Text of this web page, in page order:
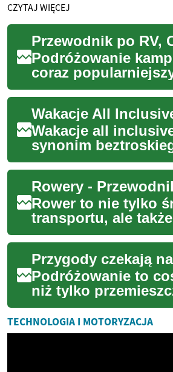
CZYTAJ WIĘCEJ
Podróżowanie
coraz
na swobodną,
wyprawę, łączący
nocleg w je...
Wakacje all
synonim
wypoczynku, gdzie
potrzeby gości są
zaspokajane w
Rower to nie tylko
transportu, ale
wolności, zdrowia i
ekologicznego
Polsce popula...
Podróżowanie to
niż tylko
z miejsca na
wyruszenie w podróż
odkrywania, któ...
TECHNOLOGIA I MOTORYZACJA